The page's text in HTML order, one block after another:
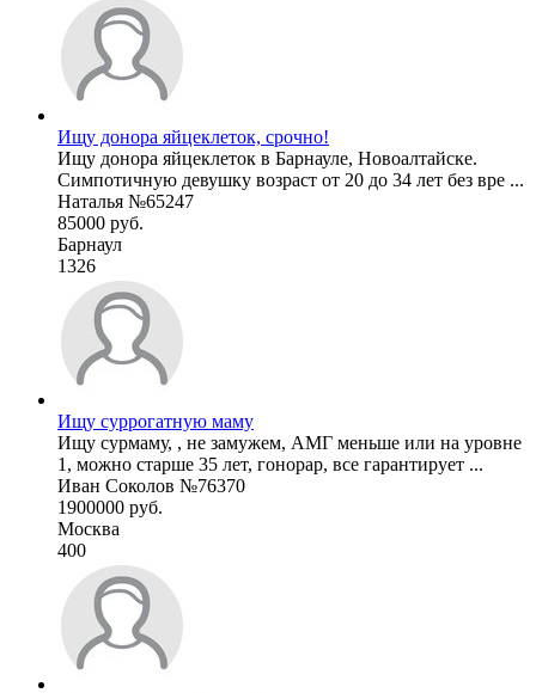
Ищу донора яйцеклеток, срочно!
Ищу донора яйцеклеток в Барнауле, Новоалтайске.
Симпотичную девушку возраст от 20 до 34 лет без вре ...
Наталья №65247
85000 руб.
Барнаул
1326
Ищу суррогатную маму
Ищу сурмаму, , не замужем, АМГ меньше или на уровне
1, можно старше 35 лет, гонорар, все гарантирует ...
Иван Соколов №76370
1900000 руб.
Москва
400